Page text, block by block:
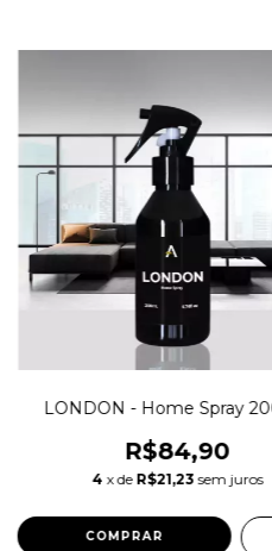
LONDON - Home Spray
R$84,90
4 x de R$21,23 sem juros